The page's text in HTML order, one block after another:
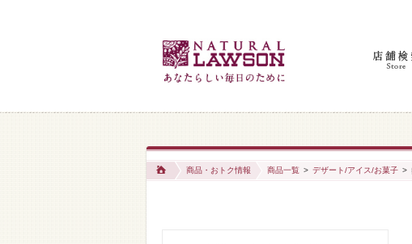
商品・おトク情報 商品一覧 > デザート/アイス/お菓子 >